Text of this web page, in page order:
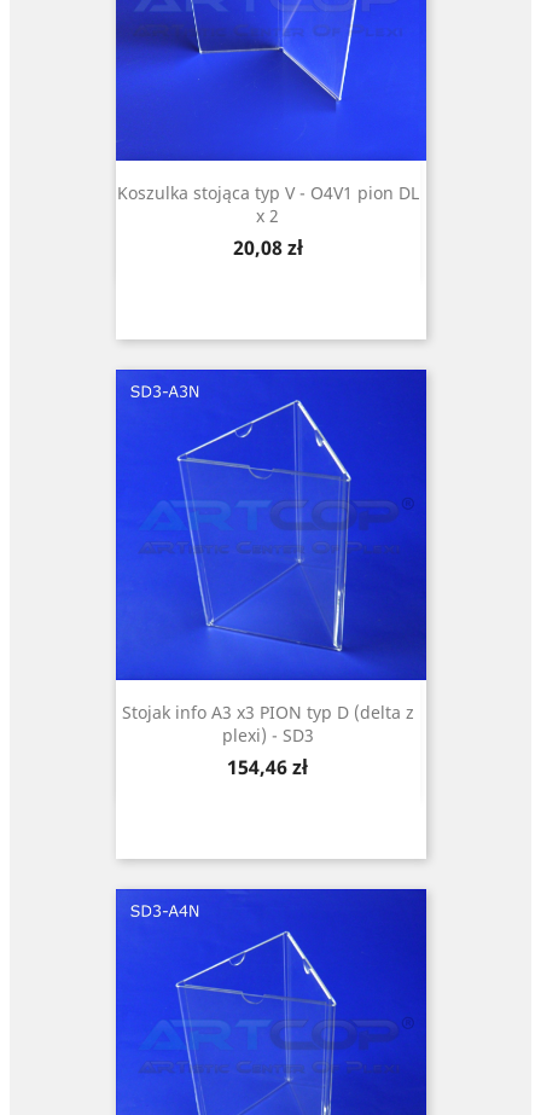
Koszulka stojąca typ V - O4V1 pion DL
x 2
Cena
20,08 zł
Stojak info A3 x3 PION typ D (delta z
plexi) - SD3
Cena
154,46 zł